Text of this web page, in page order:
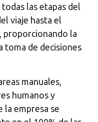
las etapas del
viaje hasta el
proporcionando la
toma de decisiones
manuales,
humanos y
la empresa se